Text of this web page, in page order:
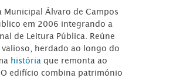
Municipal Álvaro de Campos
em 2006 integrando a
de Leitura Pública. Reúne
valioso, herdado ao longo do
história que remonta ao
O edifício combina património